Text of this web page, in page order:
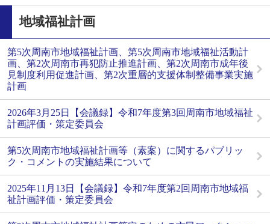
地域福祉計画
第5次周南市地域福祉計画、第5次周南市地域福祉活動計
画、第2次周南市再犯防止推進計画、第2次周南市成年後
見制度利用促進計画、第2次重層的支援体制整備事業実施
計画
2026年3月25日【会議録】令和7年度第3回周南市地域福祉
計画評価・策定委員会
第5次周南市地域福祉計画等（素案）に関するパブリッ
ク・コメントの実施結果について
2025年11月13日【会議録】令和7年度第2回周南市地域福
祉計画評価・策定委員会